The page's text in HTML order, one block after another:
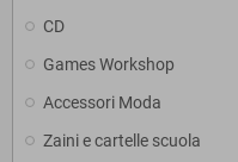
CD
Games Workshop
Accessori Moda
Zaini e cartelle scuola